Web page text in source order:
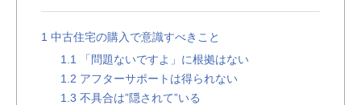
1 中古住宅の購入で意識すべきこと
1.1 「問題ないですよ」に根拠はない
1.2 アフターサポートは得られない
1.3 不具合は”隠されて”いる